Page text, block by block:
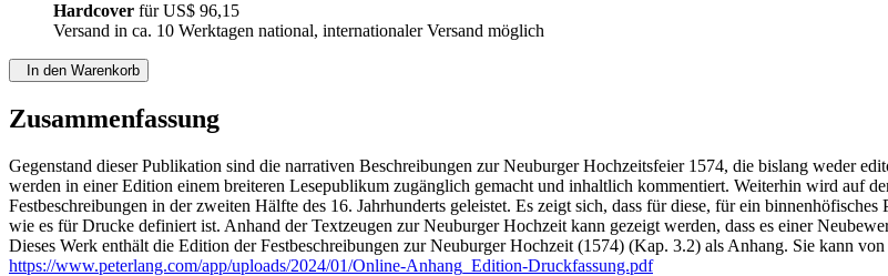
Hardcover fürUS$ 96,15
Versand in ca. 10 Werktagen national, internationaler Versand möglich
In den Warenkorb
Zusammenfassung
Gegenstand dieser Publikation sind die narrativen Beschreibungen zur Neuburger Hochzeitsfeier 1574, die bislang weder
werden in einer Edition einem breiteren Lesepublikum zugänglich gemacht und inhaltlich kommentiert. Weiterhin wird auf
Festbeschreibungen in der zweiten Hälfte des 16. Jahrhunderts geleistet. Es zeigt sich, dass für diese, für ein
wie es für Drucke definiert ist. Anhand der Textzeugen zur Neuburger Hochzeit kann gezeigt werden, dass es einer
Dieses Werk enthält die Edition der Festbeschreibungen zur Neuburger Hochzeit (1574) (Kap. 3.2) als Anhang. Sie kann
https://www.peterlang.com/app/uploads/2024/01/Online-Anhang_Edition-Druckfassung.pdf